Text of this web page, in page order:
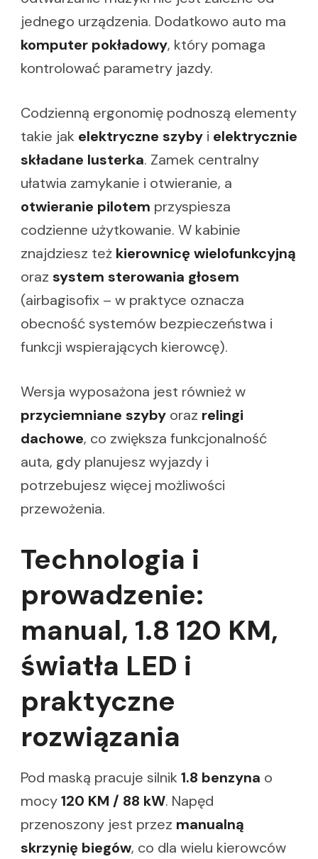
jednego urządzenia. Dodatkowo auto ma
komputer pokładowy, który pomaga
kontrolować parametry jazdy.
Codzienną ergonomię podnoszą elementy
takie jak elektryczne szyby i elektrycznie
składane lusterka. Zamek centralny
ułatwia zamykanie i otwieranie, a
otwieranie pilotem przyspiesza
codzienne użytkowanie. W kabinie
znajdziesz też kierownicę wielofunkcyjną
oraz system sterowania głosem
(airbagisofix – w praktyce oznacza
obecność systemów bezpieczeństwa i
funkcji wspierających kierowcę).
Wersja wyposażona jest również w
przyciemniane szyby oraz relingi
dachowe, co zwiększa funkcjonalność
auta, gdy planujesz wyjazdy i
potrzebujesz więcej możliwości
przewożenia.
Technologia i
prowadzenie:
manual, 1.8 120 KM,
światła LED i
praktyczne
rozwiązania
Pod maską pracuje silnik1.8 benzyna o
mocy120 KM / 88 kW. Napęd
przenoszony jest przez manualną
skrzynię biegów, co dla wielu kierowców